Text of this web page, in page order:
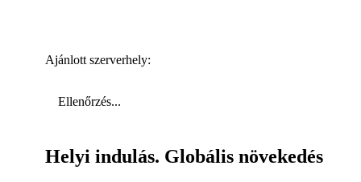
Ajánlott szerverhely:
Ellenőrzés...
Helyi indulás. Globális növekedés